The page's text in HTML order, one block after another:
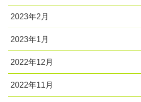
2023年2月
2023年1月
2022年12月
2022年11月